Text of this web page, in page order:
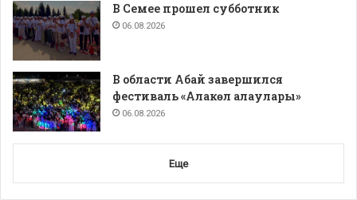
В Семее прошел субботник
06.08.2026
В области Абай завершился
фестиваль «Алакөл алаулары»
06.08.2026
Еще